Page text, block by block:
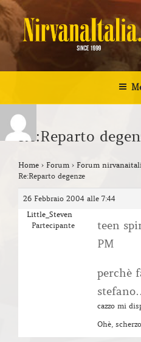
Salta
al
contenuto
NIRVANA
Re:Reparto
Home › Forum › Forum
Re:Reparto degenze
26 Febbraio 2004 alle 7:44
Little_Steven
Partecipante
teen
PM
perchè
cazzo mi
Ohè,